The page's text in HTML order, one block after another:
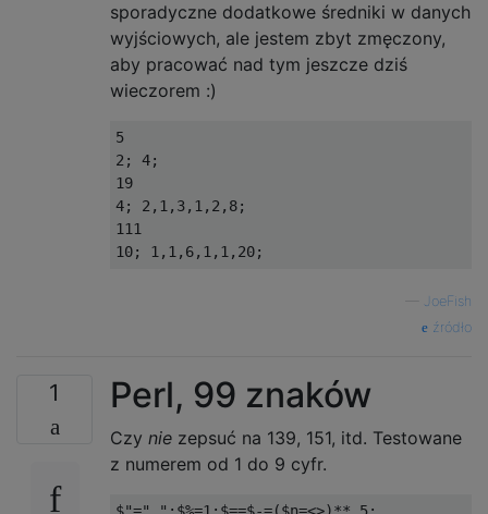
sporadyczne dodatkowe średniki w danych
wyjściowych, ale jestem zbyt zmęczony,
aby pracować nad tym jeszcze dziś
wieczorem :)
5
2; 4;
19
4; 2,1,3,1,2,8;
111
JoeFish
źródło
1 Perl, 99 znaków
Czy nie zepsuć na 139, 151, itd. Testowane
z numerem od 1 do 9 cyfr.